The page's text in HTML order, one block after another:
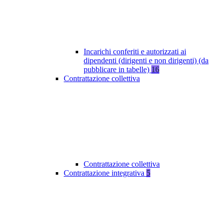
Incarichi conferiti e autorizzati ai
dipendenti (dirigenti e non dirigenti) (da
pubblicare in tabelle) 16
Contrattazione collettiva
Contrattazione collettiva
Contrattazione integrativa 5